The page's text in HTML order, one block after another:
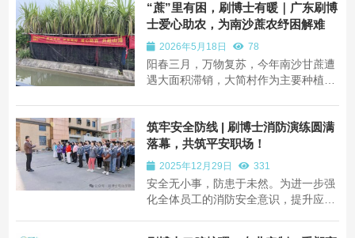
亮白的牙齿，是微笑的底气，也是女生
的加分项。...
“蔗”里有困，刷博士有暖｜广东刷博
士爱心助农，为南沙蔗农纾困解难
2026年5月18日 78
阳春三月，万物复苏，今年南沙甘蔗遭
遇大面积滞销，大简村作为主要种植
的紧迫压力，一场丰收盛宴沦为“甜蜜负
担”。 心系蔗农，情暖田间。得知大简
村甘蔗滞销的消息后，广东刷博士科技
有限公司...
筑牢安全防线 | 刷博士消防演练圆满
落幕，共筑平安职场！
2025年12月29日 331
安全无小事，防患于未然。为进一步强
化全体员工的消防安全意识，提升应对